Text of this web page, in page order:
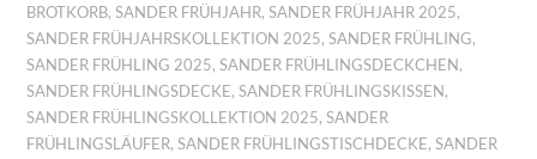
BROTKORB,SANDER FRÜHJAHR,SANDER FRÜHJAHR 2025,
SANDER FRÜHJAHRSKOLLEKTION 2025,SANDER FRÜHLING,
SANDER FRÜHLING 2025,SANDER FRÜHLINGSDECKCHEN,
SANDER FRÜHLINGSDECKE,SANDER FRÜHLINGSKISSEN,
SANDER FRÜHLINGSKOLLEKTION 2025,SANDER
FRÜHLINGSLÄUFER,SANDER FRÜHLINGSTISCHDECKE,SANDER